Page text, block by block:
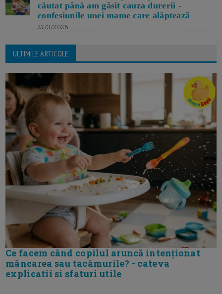
căutat până am găsit cauza durerii -
confesiunile unei mame care alăptează
27/3/2026
ULTIMILE ARTICOLE
Ce facem când copilul aruncă intenționat
mâncarea sau tacâmurile? - cateva
explicatii si sfaturi utile